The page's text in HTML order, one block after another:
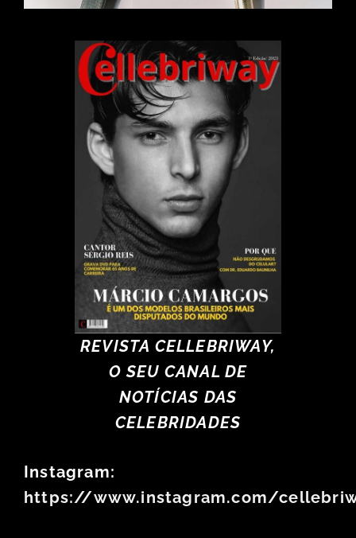
REVISTA CELLEBRIWAY,
O SEU CANAL DE
NOTÍCIAS DAS
CELEBRIDADES
Instagram:
https://www.instagram.com/